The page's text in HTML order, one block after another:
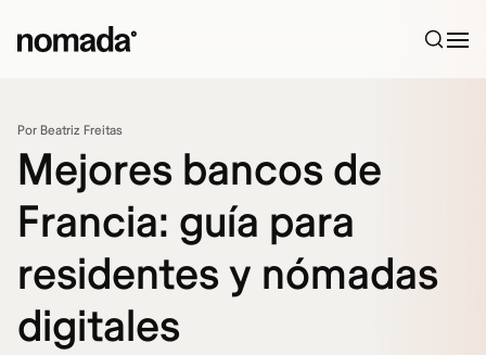
Por Beatriz Freitas
Mejores bancos de
Francia: guía para
residentes y nómadas
digitales